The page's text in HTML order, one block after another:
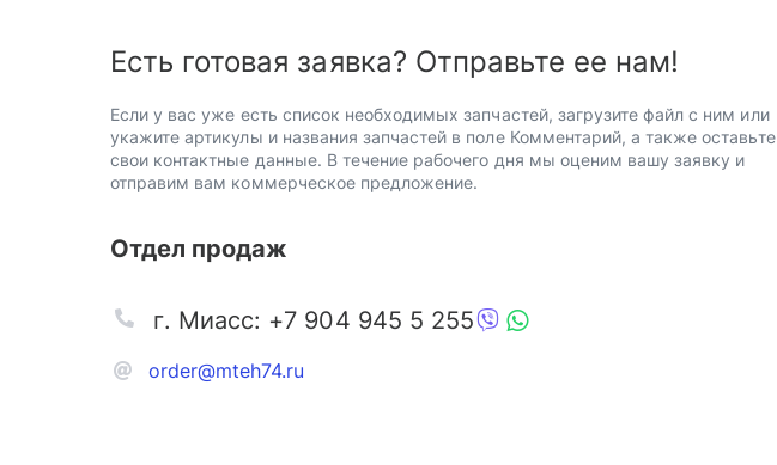
Есть готовая заявка? Отправьте ее нам!
Если у вас уже есть список необходимых запчастей, загрузите файл с ним или
укажите артикулы и названия запчастей в поле Комментарий, а также оставьте
свои контактные данные. В течение рабочего дня мы оценим вашу заявку и
отправим вам коммерческое предложение.
Отдел продаж
order@mteh74.ru
г. Миасс: +7 904 945 5 255